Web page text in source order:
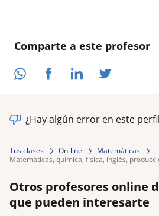
Comparte a este profesor
¿Hay algún error en este
Tus clases On-line
Matemáticas
matemáticas, química, física, inglés,
Otros profesores online
que pueden interesarte